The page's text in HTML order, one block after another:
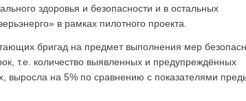
здоровья и безопасности и в остальных
в рамках пилотного проекта.
бригад на предмет выполнения мер
т.е. количество выявленных и предупреждённых
выросла на 5% по сравнению с показателями